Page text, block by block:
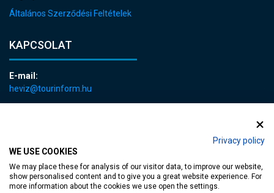
Privacy policy
WE USE COOKIES
We may place these for analysis of our visitor data, to improve our website,
show personalised content and to give you a great website experience. For
more information about the cookies we use open the settings.
Általános Szerződési Feltételek
KAPCSOLAT
E-mail:
heviz@tourinform.hu